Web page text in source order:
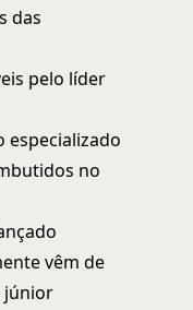
das
pelo líder
especializado
no
vêm de
júnior